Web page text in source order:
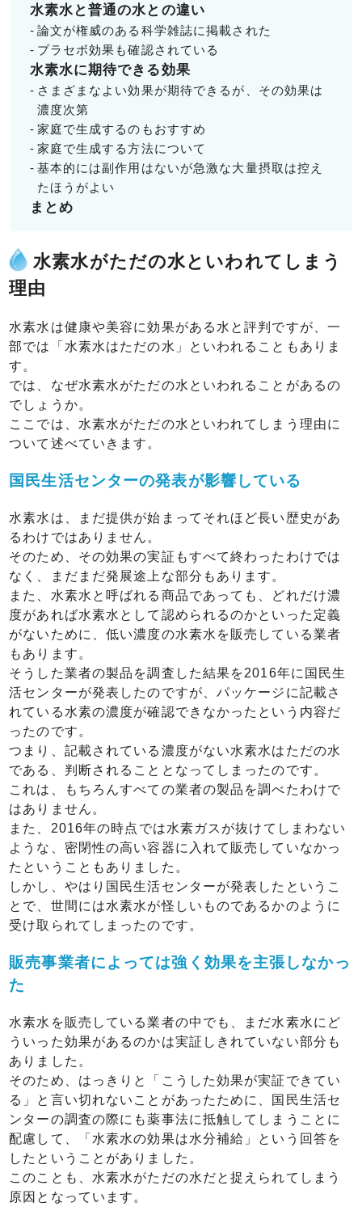
水素水と普通の水との違い
論文が権威のある科学雑誌に掲載された
プラセボ効果も確認されている
水素水に期待できる効果
さまざまなよい効果が期待できるが、その効果は
濃度次第
家庭で生成するのもおすすめ
家庭で生成する方法について
基本的には副作用はないが急激な大量摂取は控え
たほうがよい
まとめ
水素水がただの水といわれてしまう
理由
水素水は健康や美容に効果がある水と評判ですが、一
部では「水素水はただの水」といわれることもありま
す。
では、なぜ水素水がただの水といわれることがあるの
でしょうか。
ここでは、水素水がただの水といわれてしまう理由に
ついて述べていきます。
国民生活センターの発表が影響している
水素水は、まだ提供が始まってそれほど長い歴史があ
るわけではありません。
そのため、その効果の実証もすべて終わったわけでは
なく、まだまだ発展途上な部分もあります。
また、水素水と呼ばれる商品であっても、どれだけ濃
度があれば水素水として認められるのかといった定義
がないために、低い濃度の水素水を販売している業者
もあります。
そうした業者の製品を調査した結果を2016年に国民生
活センターが発表したのですが、パッケージに記載さ
れている水素の濃度が確認できなかったという内容だ
ったのです。
つまり、記載されている濃度がない水素水はただの水
である、判断されることとなってしまったのです。
これは、もちろんすべての業者の製品を調べたわけで
はありません。
また、2016年の時点では水素ガスが抜けてしまわない
ような、密閉性の高い容器に入れて販売していなかっ
たということもありました。
しかし、やはり国民生活センターが発表したというこ
とで、世間には水素水が怪しいものであるかのように
受け取られてしまったのです。
販売事業者によっては強く効果を主張しなかっ
た
水素水を販売している業者の中でも、まだ水素水にど
ういった効果があるのかは実証しきれていない部分も
ありました。
そのため、はっきりと「こうした効果が実証できてい
る」と言い切れないことがあったために、国民生活セ
ンターの調査の際にも薬事法に抵触してしまうことに
配慮して、「水素水の効果は水分補給」という回答を
したということがありました。
このことも、水素水がただの水だと捉えられてしまう
原因となっています。